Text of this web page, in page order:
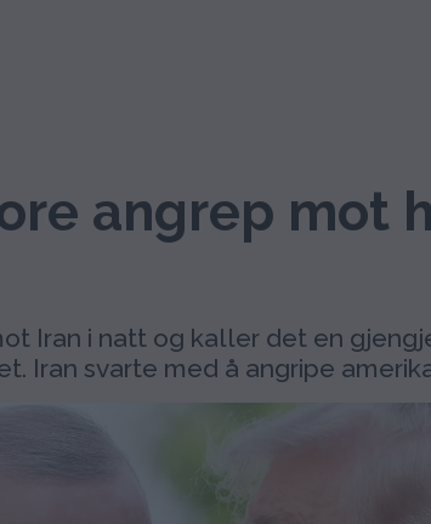
angrep mot
Iran i natt og kaller det en
Iran svarte med å angripe